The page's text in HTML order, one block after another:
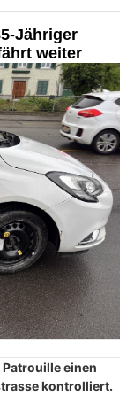
Jähriger
weiter
einen
kontrolliert.